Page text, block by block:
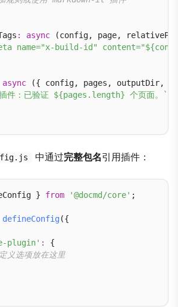
: async (config, page,
name="x-build-id"
async ({ config, pages, outputDir,
件：已验证 ${pages.length} 个页面。`
中通过完整包名引用插件：
} from '@docmd/core' ;
defineConfig({
plugin' :
{
义选项放在这里